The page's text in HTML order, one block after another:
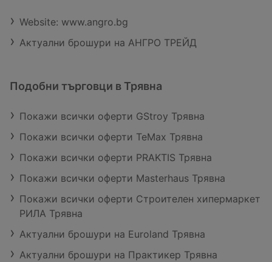
Website: www.angro.bg
Актуални брошури на АНГРО ТРЕЙД
Подобни търговци в Трявна
Покажи всички оферти GStroy Трявна
Покажи всички оферти TeMax Трявна
Покажи всички оферти PRAKTIS Трявна
Покажи всички оферти Masterhaus Трявна
Покажи всички оферти Строителен хипермаркет
РИЛА Трявна
Актуални брошури на Euroland Трявна
Актуални брошури на Практикер Трявна